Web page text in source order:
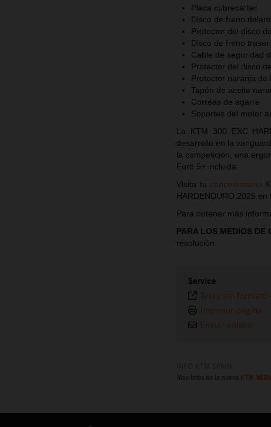
Placa cubrecárter
Disco de freno
Protector del disco
Disco de freno
Cable de seguridad
Protector del disco
Protector naranja de
Tapón de aceite
Correas de agarre
Soportes del motor
La KTM 300 EXC
desarrollo en la
la competición, una
Euro 5+ incluida.
Visita tu concesionario
HARDENDURO 2026 en
Para obtener más
PARA LOS MEDIOS DE
resolución.
Service
Texto sin formato
Imprimir página
Enviar enlace
KTM